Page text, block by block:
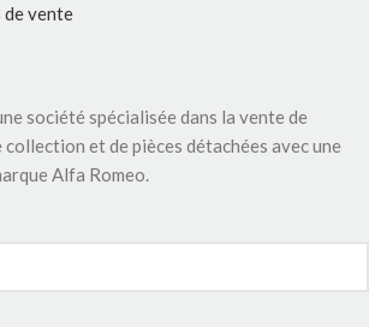
vente
société spécialisée dans la vente de
et de pièces détachées avec une
Alfa Romeo.